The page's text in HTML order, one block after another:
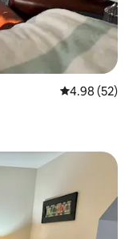
คะแนนเฉลี่ย
4.98 (52)